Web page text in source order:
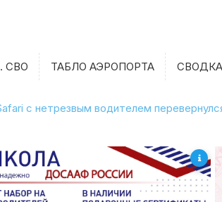
СВО ТАБЛО АЭРОПОРТА
с нетрезвым водителем